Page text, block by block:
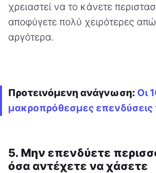
χρειαστεί να το κάνετε
αποφύγετε πολύ χειρότερες
αργότερα.
Προτεινόμενη ανάγνωση: Οι
μακροπρόθεσμες επενδύσεις
5. Μην επενδύετε
όσα αντέχετε να χάσετε